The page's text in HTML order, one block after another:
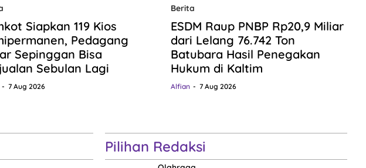
Siapkan 119 Kios
Pedagang
Sepinggan Bisa
Sebulan Lagi
7 Aug 2026
Berita
ESDM Raup PNBP Rp20,9 Miliar
dari Lelang 76.742 Ton
Batubara Hasil Penegakan
Hukum di Kaltim
Alfian 7 Aug 2026
Pilihan Redaksi